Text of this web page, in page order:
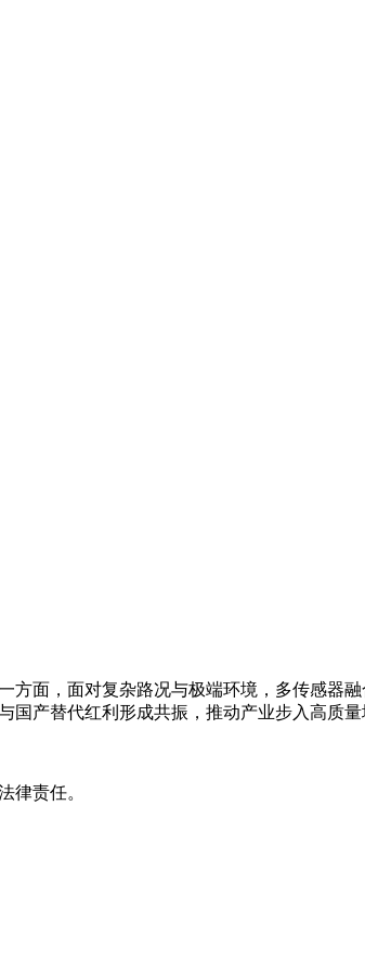
面，面对复杂路况与极端环境，多传感器
产替代红利形成共振，推动产业步入高质量
律责任。